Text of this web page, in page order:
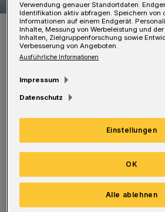
Symbolbild.
Foto: Pexels
vorbereitet und 24. April
Oberbürgermeister Andreas
An diesem Tag jährte sich
Einsturz des achtstöckigen
Textilfabrik „Rana Plaza“ in
Verwendung genauer Standortdaten.
Identifikation aktiv abfragen. Speichern von
Informationen auf einem Endgerät.
Inhalte, Messung von Werbeleistung und
Inhalten, Zielgruppenforschung sowie
Verbesserung von Angeboten.
Ausführliche Informationen
Impressum
Datenschutz
Einstellungen
Alle ablehnen
OK